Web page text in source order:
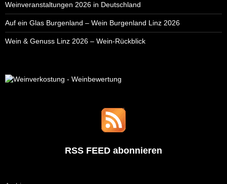
Weinveranstaltungen 2026 in Deutschland
Auf ein Glas Burgenland – Wein Burgenland Linz 2026
Wein & Genuss Linz 2026 – Wein-Rückblick
RSS FEED abonnieren